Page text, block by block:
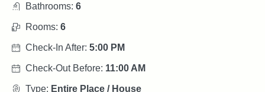
Bathrooms: 6
Rooms: 6
Check-In After: 5:00 PM
Check-Out Before: 11:00 AM
Type: Entire Place / House